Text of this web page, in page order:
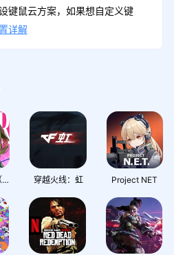
键鼠云方案，如果想自定义键
详解
代号RIDER（Chasing Kaleidorider） 穿越火线：虹 Project NET